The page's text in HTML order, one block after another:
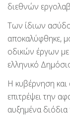
διεθνών
Των ίδιων
αποκαλύφθηκε,
οδικών έργων
ελληνικό
Η κυβέρνηση και
επιτρέψει την
αυξημένα